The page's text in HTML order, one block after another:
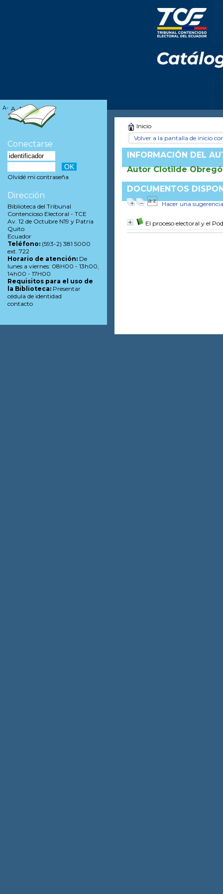
Inicio
Volver a la pantalla de inicio
INFORMACIÓN DEL
Autor Clotilde
DOCUMENTOS
Hacer una sugerencia
El proceso electoral y el
A- A A+
Conectarse
Olvidé mi contraseña
Dirección
Biblioteca del Tribunal
Contencioso Electoral - TCE
Av. 12 de Octubre N19 y Patria
Quito
Ecuador
Teléfono: (593-2) 381 5000
ext. 722
Horario de atención: De
lunes a viernes: 08H00 - 13h00,
14h00 - 17H00
Requisitos para el uso de
la Biblioteca: Presentar
cédula de identidad
contacto